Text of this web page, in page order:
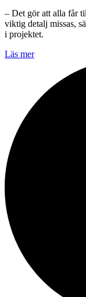
– Det gör att alla får
viktig detalj missas,
i projektet.
Läs mer